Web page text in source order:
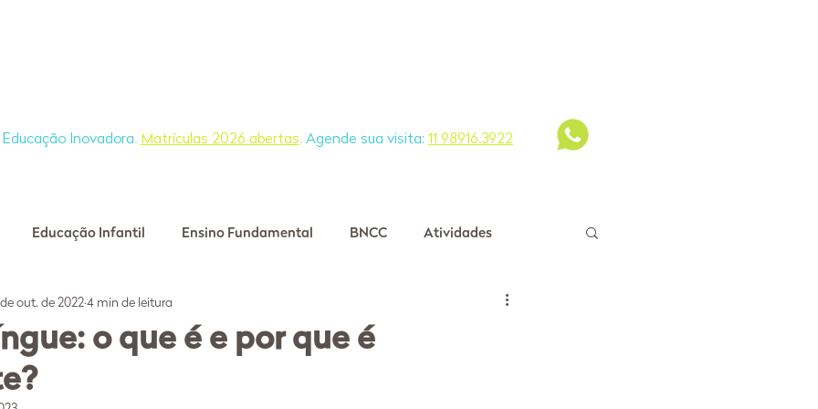
Inovadora. Matrículas 2026 abertas. Agende sua visita: 11 98916.3922
Educação Infantil Ensino Fundamental BNCC Atividades
Parceiro Wish
Matemática
o que é e por que é
out. de 20224 min de leitura